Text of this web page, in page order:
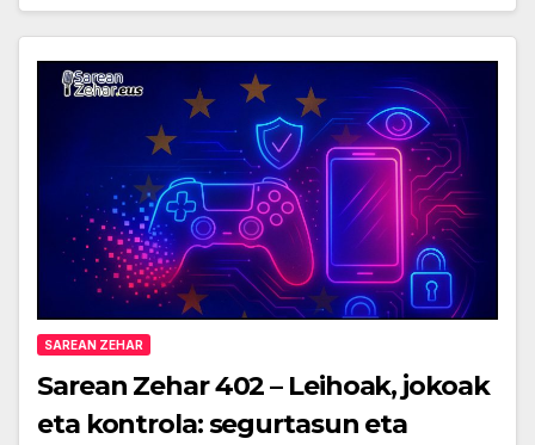
SAREAN ZEHAR
Sarean Zehar 402 – Leihoak, jokoak
eta kontrola: segurtasun eta